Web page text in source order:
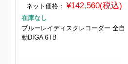
ネット価格： ¥142,560(税込)
在庫なし
ブルーレイディスクレコーダー 全自
動DIGA 6TB